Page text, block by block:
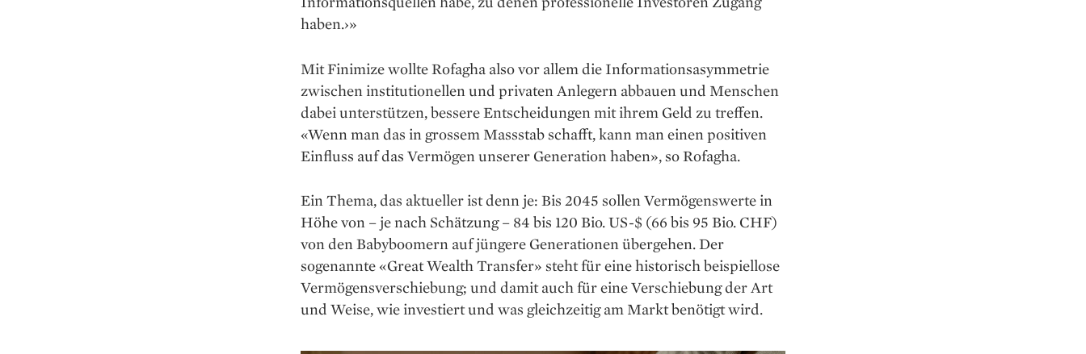
haben.›»
Mit Finimize wollte Rofagha also vor allem die Informationsasymmetrie
zwischen institutionellen und privaten Anlegern abbauen und Menschen
dabei unterstützen, bessere Entscheidungen mit ihrem Geld zu treffen.
«Wenn man das in grossem Massstab schafft, kann man einen positiven
Einfluss auf das Vermögen unserer Generation haben», so Rofagha.
Ein Thema, das aktueller ist denn je: Bis 2045 sollen Vermögenswerte in
Höhe von – je nach Schätzung – 84 bis 120 Bio. US-$ (66 bis 95 Bio. CHF)
von den Babyboomern auf jüngere Generationen übergehen. Der
sogenannte «Great Wealth Transfer» steht für eine historisch beispiellose
Vermögensverschiebung; und damit auch für eine Verschiebung der Art
und Weise, wie investiert und was gleichzeitig am Markt benötigt wird.